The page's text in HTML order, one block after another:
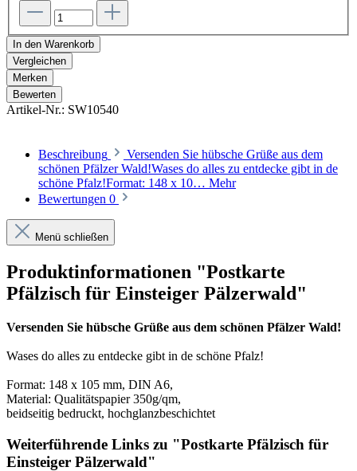
In den Warenkorb
Vergleichen
Merken
Bewerten
Artikel-Nr.: SW10540
Beschreibung
Versenden Sie hübsche Grüße aus dem
schönen Pfälzer Wald!Wases do alles zu entdecke gibt in de
schöne Pfalz!Format: 148 x 10… Mehr
Bewertungen 0
Menü schließen
Produktinformationen "Postkarte
Pfälzisch für Einsteiger Pälzerwald"
Versenden Sie hübsche Grüße aus dem schönen Pfälzer Wald!
Wases do alles zu entdecke gibt in de schöne Pfalz!
Format: 148 x 105 mm, DIN A6,
Material: Qualitätspapier 350g/qm,
beidseitig bedruckt, hochglanzbeschichtet
Weiterführende Links zu "Postkarte Pfälzisch für
Einsteiger Pälzerwald"